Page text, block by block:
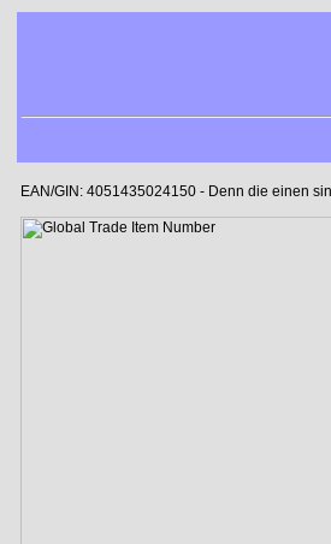
EAN/GIN: 4051435024150 - Denn die einen